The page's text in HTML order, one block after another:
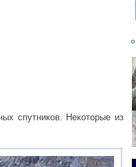
спутников. Некоторые из